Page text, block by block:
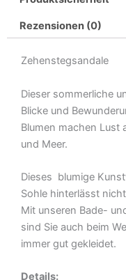
Rezensionen (0)
Zehenstegsandale
Dieser sommerliche
Blicke und
Blumen machen Lust
und Meer.
Dieses blumige
Sohle hinterlässt
Mit unseren Bade-
sind Sie auch beim
immer gut gekleidet.
Details: